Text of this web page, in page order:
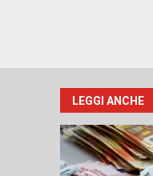
LEGGI ANCHE